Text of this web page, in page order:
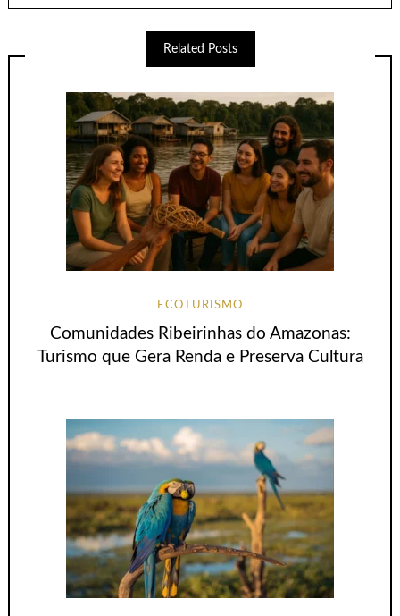
Related Posts
ECOTURISMO
Comunidades Ribeirinhas do Amazonas:
Turismo que Gera Renda e Preserva Cultura